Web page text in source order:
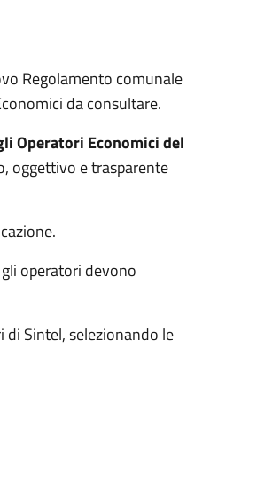
Regolamento comunale
da consultare.
Operatori Economici del
oggettivo e trasparente
operatori devono
di Sintel, selezionando le